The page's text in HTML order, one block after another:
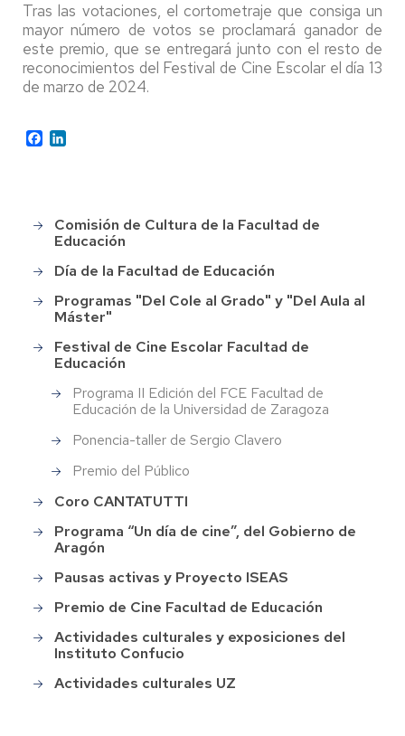
Tras las votaciones, el cortometraje que consiga un
mayor número de votos se proclamará ganador de
este premio, que se entregará junto con el resto de
reconocimientos del Festival de Cine Escolar el día 13
de marzo de 2024.
Facebook
Main
menu
Comisión de Cultura de la Facultad de
Educación
Día de la Facultad de Educación
Programas "Del Cole al Grado" y "Del Aula al
Máster"
Festival de Cine Escolar Facultad de
Educación
Programa II Edición del FCE Facultad de
Educación de la Universidad de Zaragoza
Ponencia-taller de Sergio Clavero
Premio del Público
Coro CANTATUTTI
Programa “Un día de cine”, del Gobierno de
Aragón
Pausas activas y Proyecto ISEAS
Premio de Cine Facultad de Educación
Actividades culturales y exposiciones del
Instituto Confucio
Actividades culturales UZ